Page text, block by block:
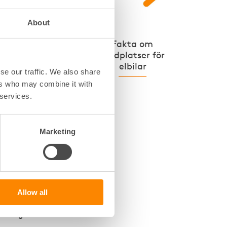
About
our traffic. We also share
who may combine it with
Marketing
Allow all
enligt
tillåter
Då
Fakta om
laddplatser för
elbilar